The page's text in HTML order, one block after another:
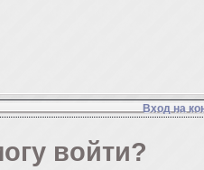
Вход на
войти?